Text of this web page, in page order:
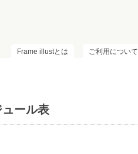
ご利用について
Frame illustとは
ール表